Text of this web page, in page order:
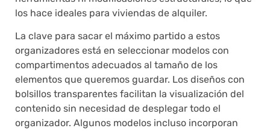
los hace ideales para viviendas de alquiler.
La clave para sacar el máximo partido a estos
organizadores está en seleccionar modelos con
compartimentos adecuados al tamaño de los
elementos que queremos guardar. Los diseños con
bolsillos transparentes facilitan la visualización del
contenido sin necesidad de desplegar todo el
organizador. Algunos modelos incluso incorporan